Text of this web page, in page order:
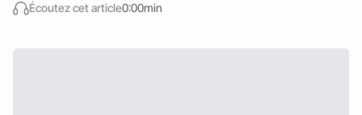
Écoutez cet article0:00min